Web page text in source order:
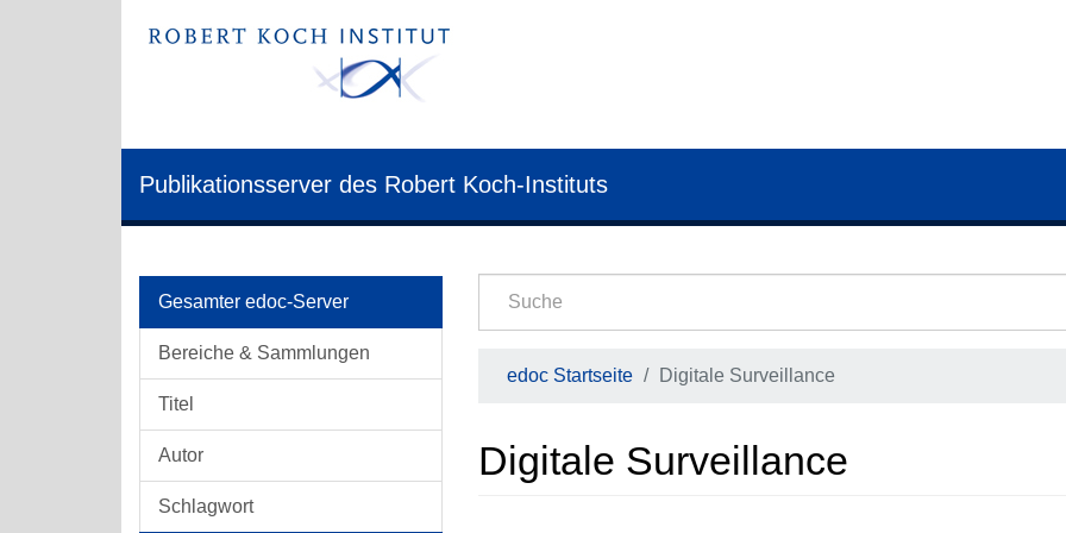
Publikationsserver des Robert Koch-Instituts
Gesamter edoc-Server
Bereiche & Sammlungen
Titel
Autor
Schlagwort
edoc Startseite Digitale Surveillance
Digitale Surveillance